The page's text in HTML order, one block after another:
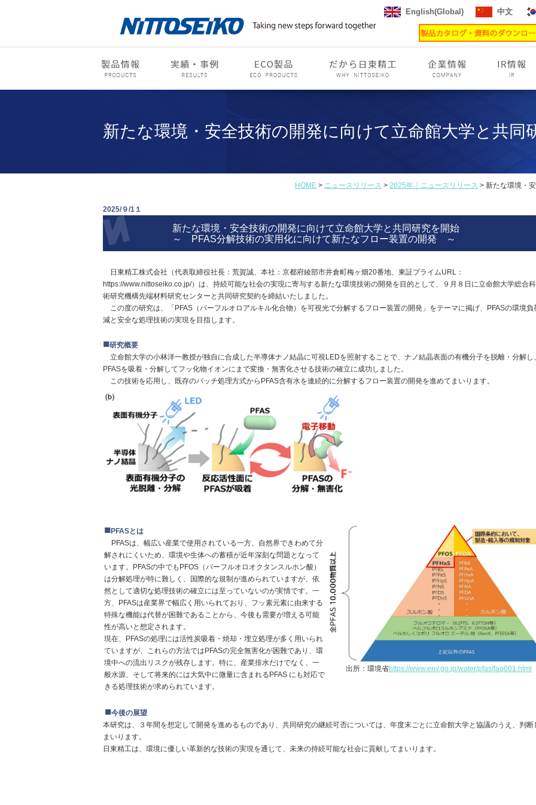
English(Global) 中文
新たな環境・安全技術の開発に向けて立命館大学と共同
HOME > ニュースリリース > 2025年｜ニュースリリース > 新たな環境・
2025/９/1１
新たな環境・安全技術の開発に向けて立命館大学と共同研究を開始
～
PFAS分解技術の実用化に向けて新たなフロー装置の開発 ～
日東精工株式会社（代表取締役社長：荒賀誠、本社：京都府綾部市井倉町梅ヶ畑20番地、東証プライムURL ：
https://www.nittoseiko.co.jp/）は、持続可能な社会の実現に寄与する新たな環境技術の開発を目的として、９月８日に立命館大学総合
術研究機構先端材料研究センターと共同研究契約を締結いたしました。
この度の研究は、「 PFAS （パーフルオロアルキル化合物）を可視光で分解するフロー装置の開発」をテーマに掲げ、 PFASの環境負
減と安全な処理技術の実現を目指します。
■研究概要
立命館大学の小林洋一教授が独自に合成した半導体ナノ結晶に可視LEDを照射することで、ナノ結晶表面の有機分子を脱離・分解し
PFASを吸着・分解してフッ化物イオンにまで変換・無害化させる技術の確立に成功しました。
この技術を応用し、既存のバッチ処理方式からPFAS含有水を連続的に分解するフロー装置の開発を進めてまいり
■PFASとは
PFASは、幅広い産業で使用されている一方、自然界できわめて分
解されにくいため、環境や生体への蓄積が近年深刻な問題となって
います。
PFASの中でも PFOS （パーフルオロオクタンスルホン酸）
は分解処理が特に難しく、国際的な規制が進められていますが、依
然として適切な処理技術の確立には至っていないのが実情です。一
方、
PFASは産業界で幅広く用いられており、フッ素元素に由来する
特殊な機能は代替が困難であることから、今後も需要が増える可能
性が高いと想定されます。
現在、
PFASの処理には活性炭吸着・焼却・埋立処理が多く用いられ
ていますが、これらの方法では PFASの完全無害化が困難であり、環
境中への流出リスクが残存します。特に、産業排水だけでなく、一
般水源、そして将来的には大気中に微量に含まれる PFAS にも対応で
きる処理技術が求められています。
出所：環境省https://www.env.go.jp/water/pfas/faq001.html
■今後の展望
本研究は、３年間を想定して開発を進めるものであり、共同研究の継続可否については、年度末ごとに立命館大学と協議のうえ、判断
まいります。
日東精工は、環境に優しい革新的な技術の実現を通じて、未来の持続可能な社会に貢献してまいります。